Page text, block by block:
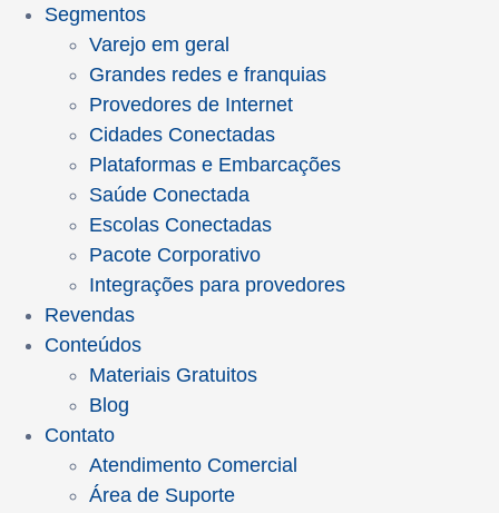
Segmentos
Varejo em geral
Grandes redes e franquias
Provedores de Internet
Cidades Conectadas
Plataformas e Embarcações
Saúde Conectada
Escolas Conectadas
Pacote Corporativo
Integrações para provedores
Revendas
Conteúdos
Materiais Gratuitos
Blog
Contato
Atendimento Comercial
Área de Suporte